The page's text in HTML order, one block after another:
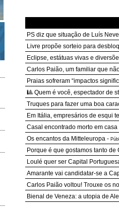
PS diz que situação de Luís
Livre propõe sorteio para
Eclipse, estátuas vivas e
Carlos Paião, um familiar que
Praias sofreram “impactos
🎱 Quem é você, espectador de
Truques para fazer uma boa
Em Itália, empresários de esqui
Casal encontrado morto em casa
Os encantos da Mitteleuropa -
Porque é que gostamos tanto
Loulé quer ser Capital
Amarante vai candidatar-se a
Carlos Paião voltou! Trouxe os
Bienal de Veneza: a utopia de